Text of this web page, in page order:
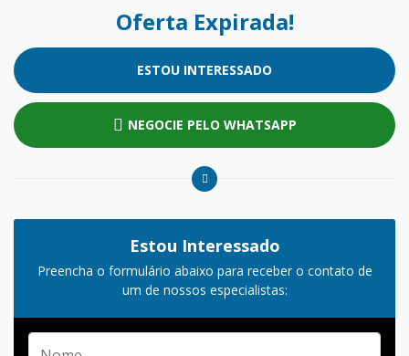
Oferta Expirada!
ESTOU INTERESSADO
NEGOCIE PELO WHATSAPP
Estou Interessado
Preencha o formulário abaixo para receber o contato de
um de nossos especialistas: